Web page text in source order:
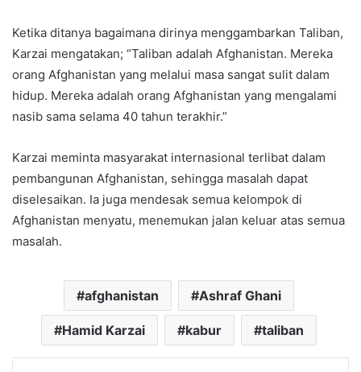
Ketika ditanya bagaimana dirinya menggambarkan Taliban,
Karzai mengatakan; “Taliban adalah Afghanistan. Mereka
orang Afghanistan yang melalui masa sangat sulit dalam
hidup. Mereka adalah orang Afghanistan yang mengalami
nasib sama selama 40 tahun terakhir.”
Karzai meminta masyarakat internasional terlibat dalam
pembangunan Afghanistan, sehingga masalah dapat
diselesaikan. Ia juga mendesak semua kelompok di
Afghanistan menyatu, menemukan jalan keluar atas semua
masalah.
afghanistan Ashraf Ghani
Hamid Karzai kabur taliban